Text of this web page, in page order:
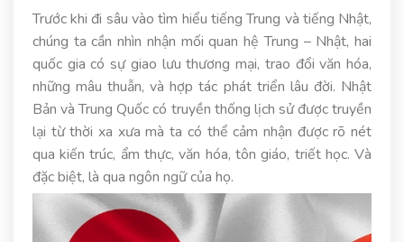
Trước khi đi sâu vào tìm hiểu tiếng Trung và tiếng Nhật,
chúng ta cần nhìn nhận mối quan hệ Trung – Nhật, hai
quốc gia có sự giao lưu thương mại, trao đổi văn hóa,
những mâu thuẫn, và hợp tác phát triển lâu đời. Nhật
Bản và Trung Quốc có truyền thống lịch sử được truyền
lại từ thời xa xưa mà ta có thể cảm nhận được rõ nét
qua kiến trúc, ẩm thực, văn hóa, tôn giáo, triết học. Và
đặc biệt, là qua ngôn ngữ của họ.